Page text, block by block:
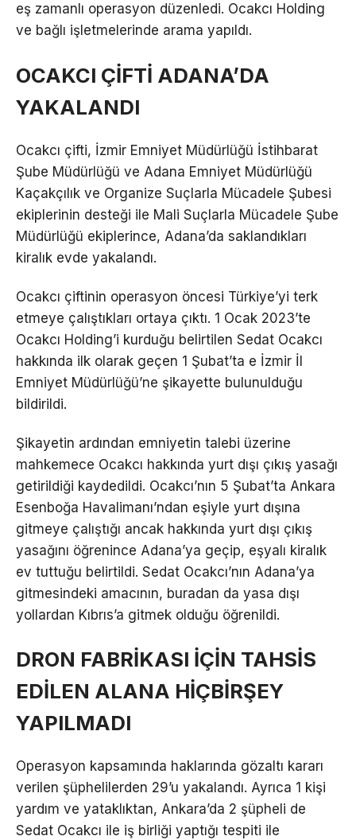
eş zamanlı operasyon düzenledi. Ocakcı Holding
ve bağlı işletmelerinde arama yapıldı.
OCAKCI ÇİFTİ ADANA’DA
YAKALANDI
Ocakcı çifti, İzmir Emniyet Müdürlüğü İstihbarat
Şube Müdürlüğü ve Adana Emniyet Müdürlüğü
Kaçakçılık ve Organize Suçlarla Mücadele Şubesi
ekiplerinin desteği ile Mali Suçlarla Mücadele Şube
Müdürlüğü ekiplerince, Adana’da saklandıkları
kiralık evde yakalandı.
Ocakcı çiftinin operasyon öncesi Türkiye’yi terk
etmeye çalıştıkları ortaya çıktı. 1 Ocak 2023’te
Ocakcı Holding’i kurduğu belirtilen Sedat Ocakcı
hakkında ilk olarak geçen 1 Şubat’ta e İzmir İl
Emniyet Müdürlüğü’ne şikayette bulunulduğu
bildirildi.
Şikayetin ardından emniyetin talebi üzerine
mahkemece Ocakcı hakkında yurt dışı çıkış yasağı
getirildiği kaydedildi. Ocakcı’nın 5 Şubat’ta Ankara
Esenboğa Havalimanı’ndan eşiyle yurt dışına
gitmeye çalıştığı ancak hakkında yurt dışı çıkış
yasağını öğrenince Adana’ya geçip, eşyalı kiralık
ev tuttuğu belirtildi. Sedat Ocakcı’nın Adana’ya
gitmesindeki amacının, buradan da yasa dışı
yollardan Kıbrıs’a gitmek olduğu öğrenildi.
DRON FABRİKASI İÇİN TAHSİS
EDİLEN ALANA HİÇBİRŞEY
YAPILMADI
Operasyon kapsamında haklarında gözaltı kararı
verilen şüphelilerden 29’u yakalandı. Ayrıca 1 kişi
yardım ve yataklıktan, Ankara’da 2 şüpheli de
Sedat Ocakcı ile iş birliği yaptığı tespiti ile